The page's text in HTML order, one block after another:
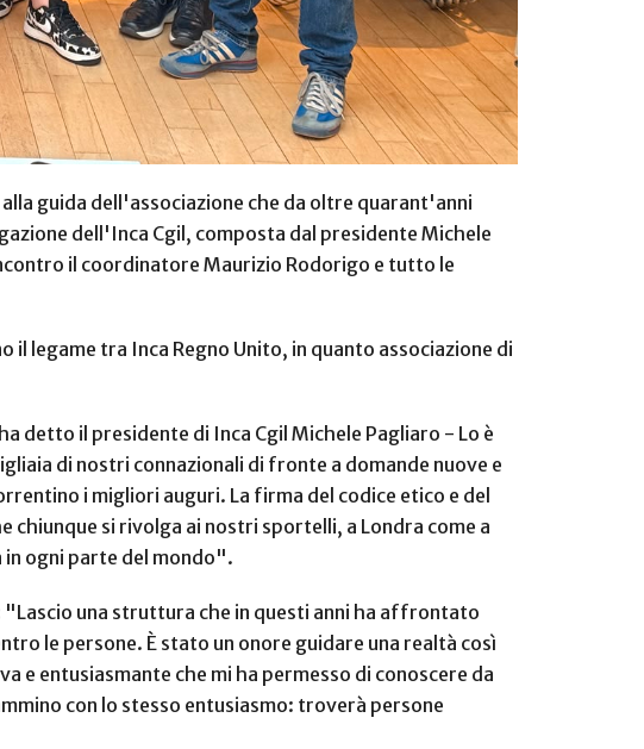
guida dell'associazione che da oltre quarant'anni
dell'Inca Cgil, composta dal presidente Michele
il coordinatore Maurizio Rodorigo e tutto le
legame tra Inca Regno Unito, in quanto associazione di
detto il presidente di Inca Cgil Michele Pagliaro - Lo è
di nostri connazionali di fronte a domande nuove e
i migliori auguri. La firma del codice etico e del
chiunque si rivolga ai nostri sportelli, a Londra come a
ogni parte del mondo".
"Lascio una struttura che in questi anni ha affrontato
le persone. È stato un onore guidare una realtà così
e entusiasmante che mi ha permesso di conoscere da
con lo stesso entusiasmo: troverà persone